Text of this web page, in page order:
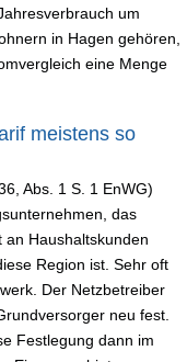
um
in Hagen gehören,
eine Menge
meistens so
Abs. 1 S. 1 EnWG)
das
an Haushaltskunden
Region ist. Sehr oft
Der Netzbetreiber
neu fest.
Festlegung dann im